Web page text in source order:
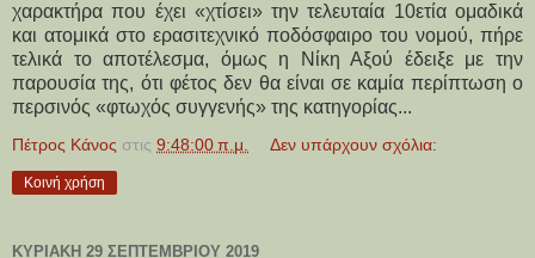
χαρακτήρα που έχει «χτίσει» την τελευταία 10ετία ομαδικά
και ατομικά στο ερασιτεχνικό ποδόσφαιρο του νομού, πήρε
τελικά το αποτέλεσμα, όμως η Νίκη Αξού έδειξε με την
παρουσία της, ότι φέτος δεν θα είναι σε καμία περίπτωση ο
περσινός «φτωχός συγγενής» της κατηγορίας...
Πέτρος Κάνος στις 9:48:00 π.μ. Δεν υπάρχουν σχόλια:
Κοινή χρήση
ΚΥΡΙΑΚΉ 29 ΣΕΠΤΕΜΒΡΊΟΥ 2019